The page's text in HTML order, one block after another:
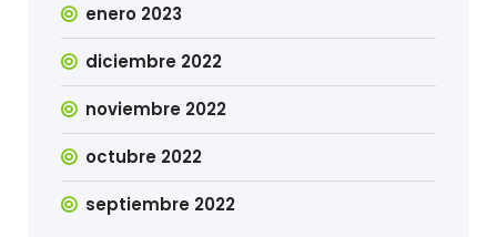
enero 2023
diciembre 2022
noviembre 2022
octubre 2022
septiembre 2022